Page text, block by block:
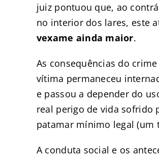
juiz pontuou que, ao
no interior dos lares, este
vexame ainda maior.
As consequências do
vítima permaneceu
e passou a depender do
real perigo de vida sofrido
patamar mínimo legal (um
A conduta social e os